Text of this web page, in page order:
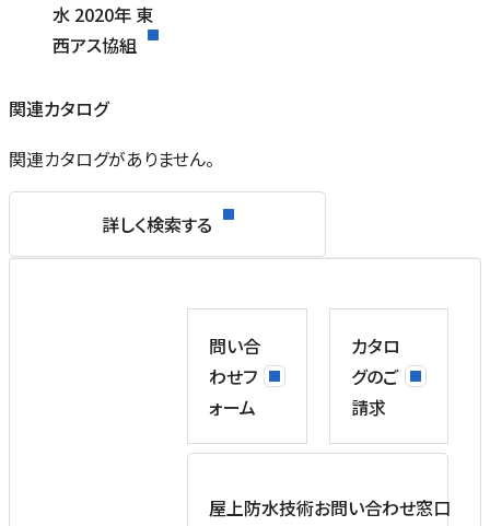
水 2020年 東
西アス協組
関連カタログ
関連カタログがありません。
詳しく検索する
問い合
わせフ
ォーム
カタロ
グのご
請求
屋上防水技術お問い合わせ窓口